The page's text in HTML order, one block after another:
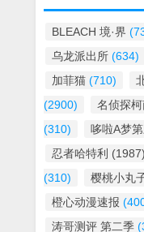
BLEACH 境·界
乌龙派出所 (634)
加菲猫 (710)
(2900)
名侦探
(310)
哆啦A梦
忍者哈特利 (1987)
(310)
樱桃小丸
橙心动漫速报
涛哥测评 第二季